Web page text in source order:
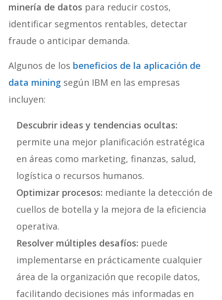
minería de datos para reducir costos,
identificar segmentos rentables, detectar
fraude o anticipar demanda.
Algunos de los beneficios de la aplicación de
data mining según IBM en las empresas
incluyen:
Descubrir ideas y tendencias ocultas:
permite una mejor planificación estratégica
en áreas como marketing, finanzas, salud,
logística o recursos humanos.
Optimizar procesos: mediante la detección de
cuellos de botella y la mejora de la eficiencia
operativa.
Resolver múltiples desafíos: puede
implementarse en prácticamente cualquier
área de la organización que recopile datos,
facilitando decisiones más informadas en